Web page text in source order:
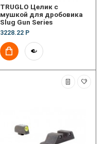
TRUGLO Целик с
мушкой для дробовика
Slug Gun Series
3228.22 Р